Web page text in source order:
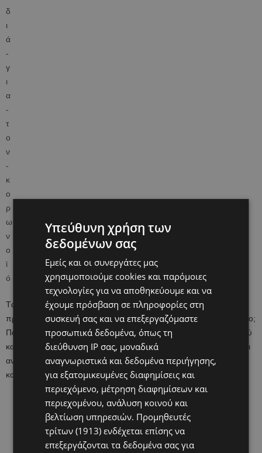
Tα σχολεία έκλεισαν και τα παιδιά μένουν στο σπίτι με τους γονείς
προσπαθώντας να καταλάβουν τι συμβαίνει.Γιατί δεν πάμε σχολείο;
Πότε θα δούμε τους φίλους μας; Μπορούμε να πάμε στον παππού
και τη γιαγιά;Δεκάδες ερωτήματα που γυρνάνε στο μυαλό τους και
αναζητούν απάντηση καθώς όλοι γύρω τους μιλάνε για τον
κορωνοϊό.
Υπεύθυνη χρήση των
δεδομένων σας
Εμείς και οι συνεργάτες μας
χρησιμοποιούμε cookies και παρόμοιες
τεχνολογίες για να αποθηκεύουμε και να
έχουμε πρόσβαση σε πληροφορίες στη
συσκευή σας και να επεξεργαζόμαστε
προσωπικά δεδομένα, όπως τη
διεύθυνση IP σας, μοναδικά
αναγνωριστικά και δεδομένα περιήγησης,
για εξατομικευμένες διαφημίσεις και
περιεχόμενο, μέτρηση διαφημίσεων και
περιεχομένου, ανάλυση κοινού και
βελτίωση υπηρεσιών. Προμηθευτές
τρίτων (1913) ενδέχεται επίσης να
επεξεργάζονται τα δεδομένα σας για